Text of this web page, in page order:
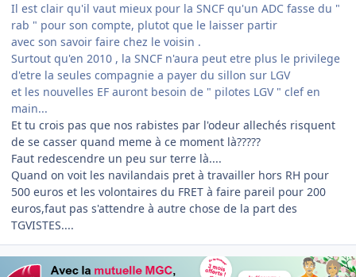
Il est clair qu'il vaut mieux pour la SNCF qu'un ADC fasse du "
rab " pour son compte, plutot que le laisser partir
avec son savoir faire chez le voisin .
Surtout qu'en 2010 , la SNCF n'aura peut etre plus le privilege
d'etre la seules compagnie a payer du sillon sur LGV
et les nouvelles EF auront besoin de " pilotes LGV " clef en
main...
Et tu crois pas que nos rabistes par l'odeur allechés risquent
de se casser quand meme à ce moment là?????
Faut redescendre un peu sur terre là....
Quand on voit les navilandais pret à travailler hors RH pour
500 euros et les volontaires du FRET à faire pareil pour 200
euros,faut pas s'attendre à autre chose de la part des
TGVISTES....